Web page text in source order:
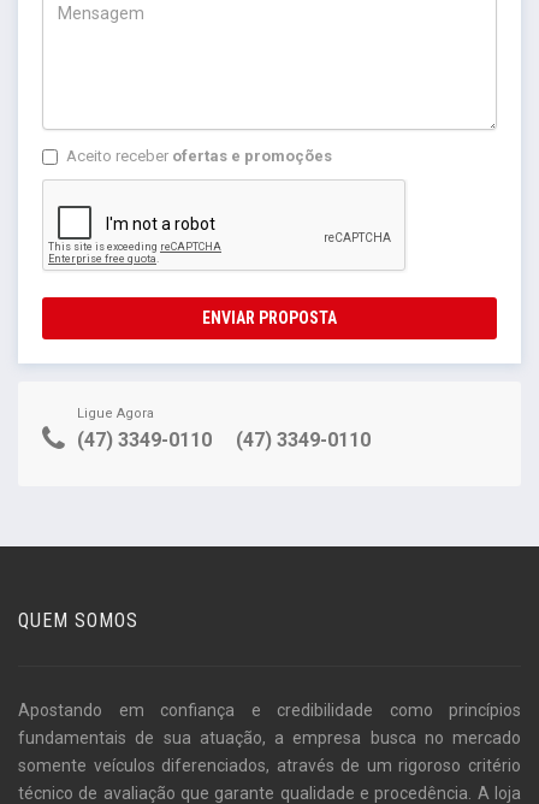
Aceito receber ofertas e promoções
ENVIAR PROPOSTA
Ligue Agora
(47) 3349-0110 (47) 3349-0110
QUEM SOMOS
Apostando em confiança e credibilidade como princípios
fundamentais de sua atuação, a empresa busca no mercado
somente veículos diferenciados, através de um rigoroso critério
técnico de avaliação que garante qualidade e procedência. A loja